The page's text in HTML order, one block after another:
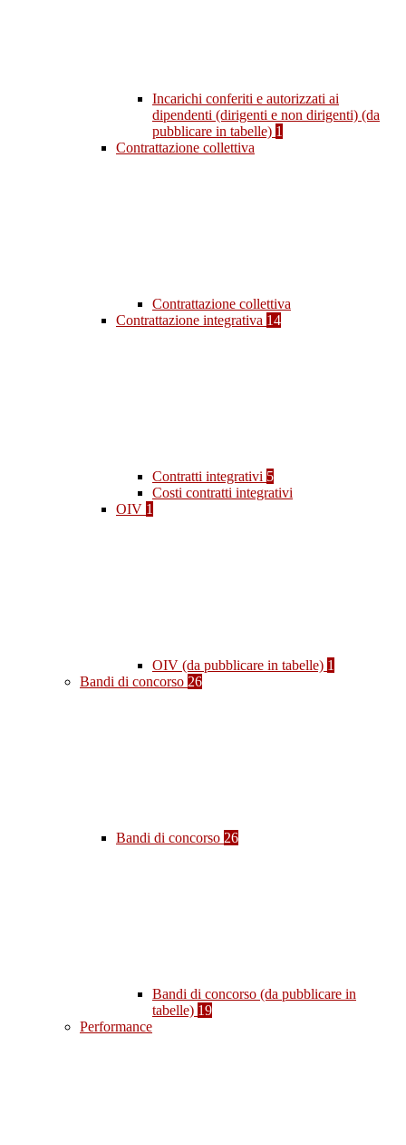
Incarichi conferiti e autorizzati ai
dipendenti (dirigenti e non dirigenti) (da
pubblicare in tabelle) 1
Contrattazione collettiva
Contrattazione collettiva
Contrattazione integrativa 14
Contratti integrativi 5
Costi contratti integrativi
OIV 1
OIV (da pubblicare in tabelle) 1
Bandi di concorso 26
Bandi di concorso 26
Bandi di concorso (da pubblicare in
tabelle) 19
Performance